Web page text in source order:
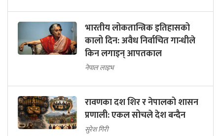
भारतीय लोकतान्त्रिक इतिहासको
कालो दिन: अवैध निर्वाचित गान्धीले
किन लगाइन् आपतकाल
नेपाल लाइभ
रावणका दश शिर र नेपालको शासन
प्रणाली: एकल सोचले देश बन्दैन
सुरेश गिरी